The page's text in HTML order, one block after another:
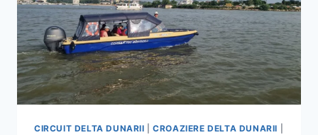
UNIC
CIRCUIT DELTA DUNARII |CROAZIERE DELTA DUNARII